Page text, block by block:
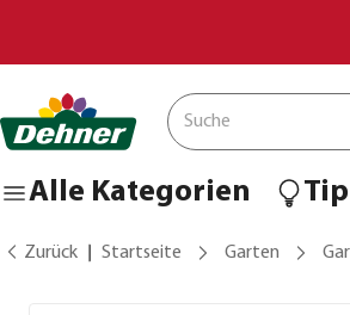
Alle Kategorien
Zurück Startseite Garten